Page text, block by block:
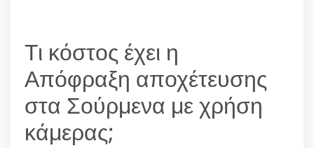
Τι κόστος έχει η
Απόφραξη αποχέτευσης
στα Σούρμενα με χρήση
κάμερας;